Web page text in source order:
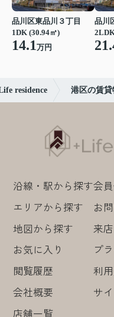
品川区東品川３丁目
1DK (30.94㎡)
14.1万円
品川
residence 港区の賃
沿線・駅から探す
エリアから探す
地図から探す
お気に入り
閲覧履歴
会社概要
店舗一覧
会
お
来
プ
利
サ